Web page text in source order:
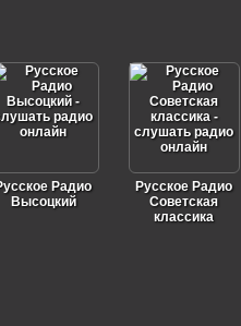
Радио
Высоцкий
Русское Радио
Советская
классика